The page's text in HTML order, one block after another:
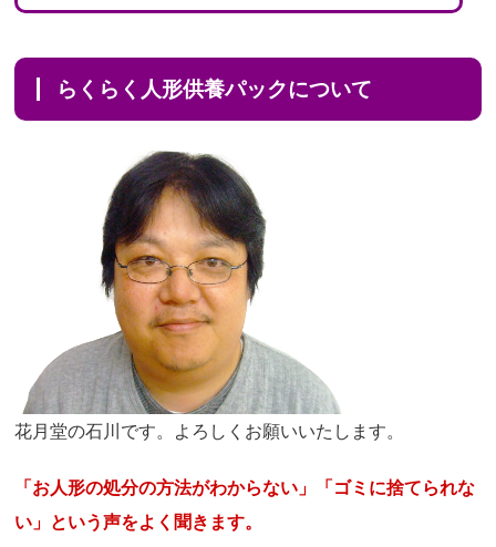
らくらく人形供養パックについて
花月堂の石川です。よろしくお願いいたします。
「お人形の処分の方法がわからない」「ゴミに捨てられな
い」という声をよく聞きます。